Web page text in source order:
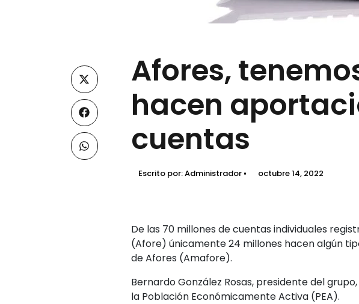
Afores,
hacen
cuentas
Escrito por:Administrador octubre 14, 2022
De las 70 millones de cuentas individuales
(Afore) únicamente 24 millones hacen algún
de Afores (Amafore).
Bernardo González Rosas, presidente del
la Población Económicamente Activa (PEA).